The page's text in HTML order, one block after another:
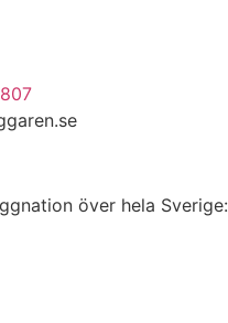
över hela Sverige: